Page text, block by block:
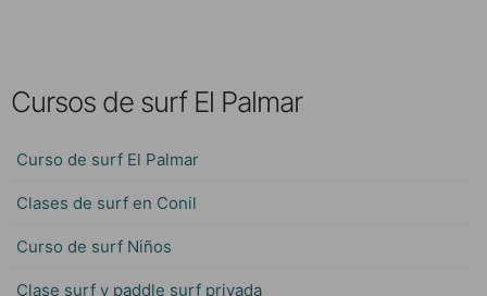
Cursos de surf El Palmar
Curso de surf El Palmar
Clases de surf en Conil
Curso de surf Niños
Clase surf y paddle surf privada